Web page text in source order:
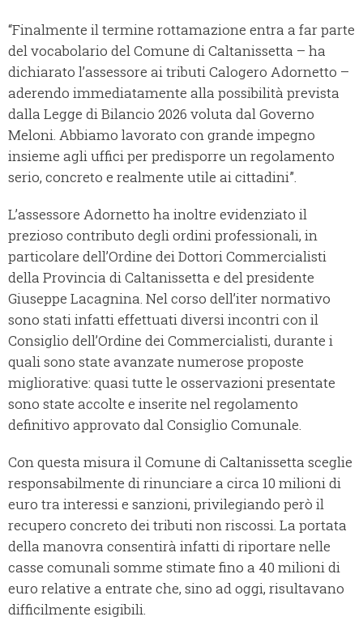
“Finalmente il termine rottamazione entra a far parte
del vocabolario del Comune di Caltanissetta – ha
dichiarato l’assessore ai tributi Calogero Adornetto –
aderendo immediatamente alla possibilità prevista
dalla Legge di Bilancio 2026 voluta dal Governo
Meloni. Abbiamo lavorato con grande impegno
insieme agli uffici per predisporre un regolamento
serio, concreto e realmente utile ai cittadini”.
L’assessore Adornetto ha inoltre evidenziato il
prezioso contributo degli ordini professionali, in
particolare dell’Ordine dei Dottori Commercialisti
della Provincia di Caltanissetta e del presidente
Giuseppe Lacagnina. Nel corso dell’iter normativo
sono stati infatti effettuati diversi incontri con il
Consiglio dell’Ordine dei Commercialisti, durante i
quali sono state avanzate numerose proposte
migliorative: quasi tutte le osservazioni presentate
sono state accolte e inserite nel regolamento
definitivo approvato dal Consiglio Comunale.
Con questa misura il Comune di Caltanissetta sceglie
responsabilmente di rinunciare a circa 10 milioni di
euro tra interessi e sanzioni, privilegiando però il
recupero concreto dei tributi non riscossi. La portata
della manovra consentirà infatti di riportare nelle
casse comunali somme stimate fino a 40 milioni di
euro relative a entrate che, sino ad oggi, risultavano
difficilmente esigibili.